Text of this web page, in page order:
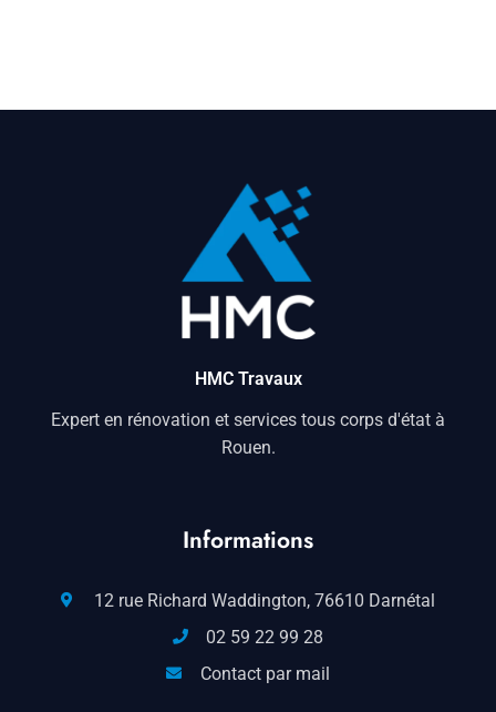
HMC Travaux
Expert en rénovation et services tous corps d'état à
Rouen.
Informations
12 rue Richard Waddington, 76610 Darnétal
02 59 22 99 28
Contact par mail